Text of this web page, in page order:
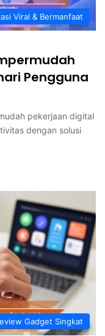
Viral & Bermanfaat
Pengguna
pekerjaan digital
dengan solusi
Gadget Singkat